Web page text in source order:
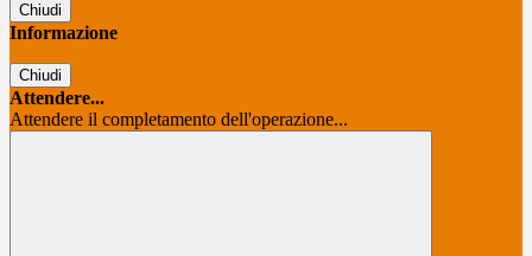
Chiudi
Informazione
Chiudi
Attendere...
Attendere il completamento dell'operazione...